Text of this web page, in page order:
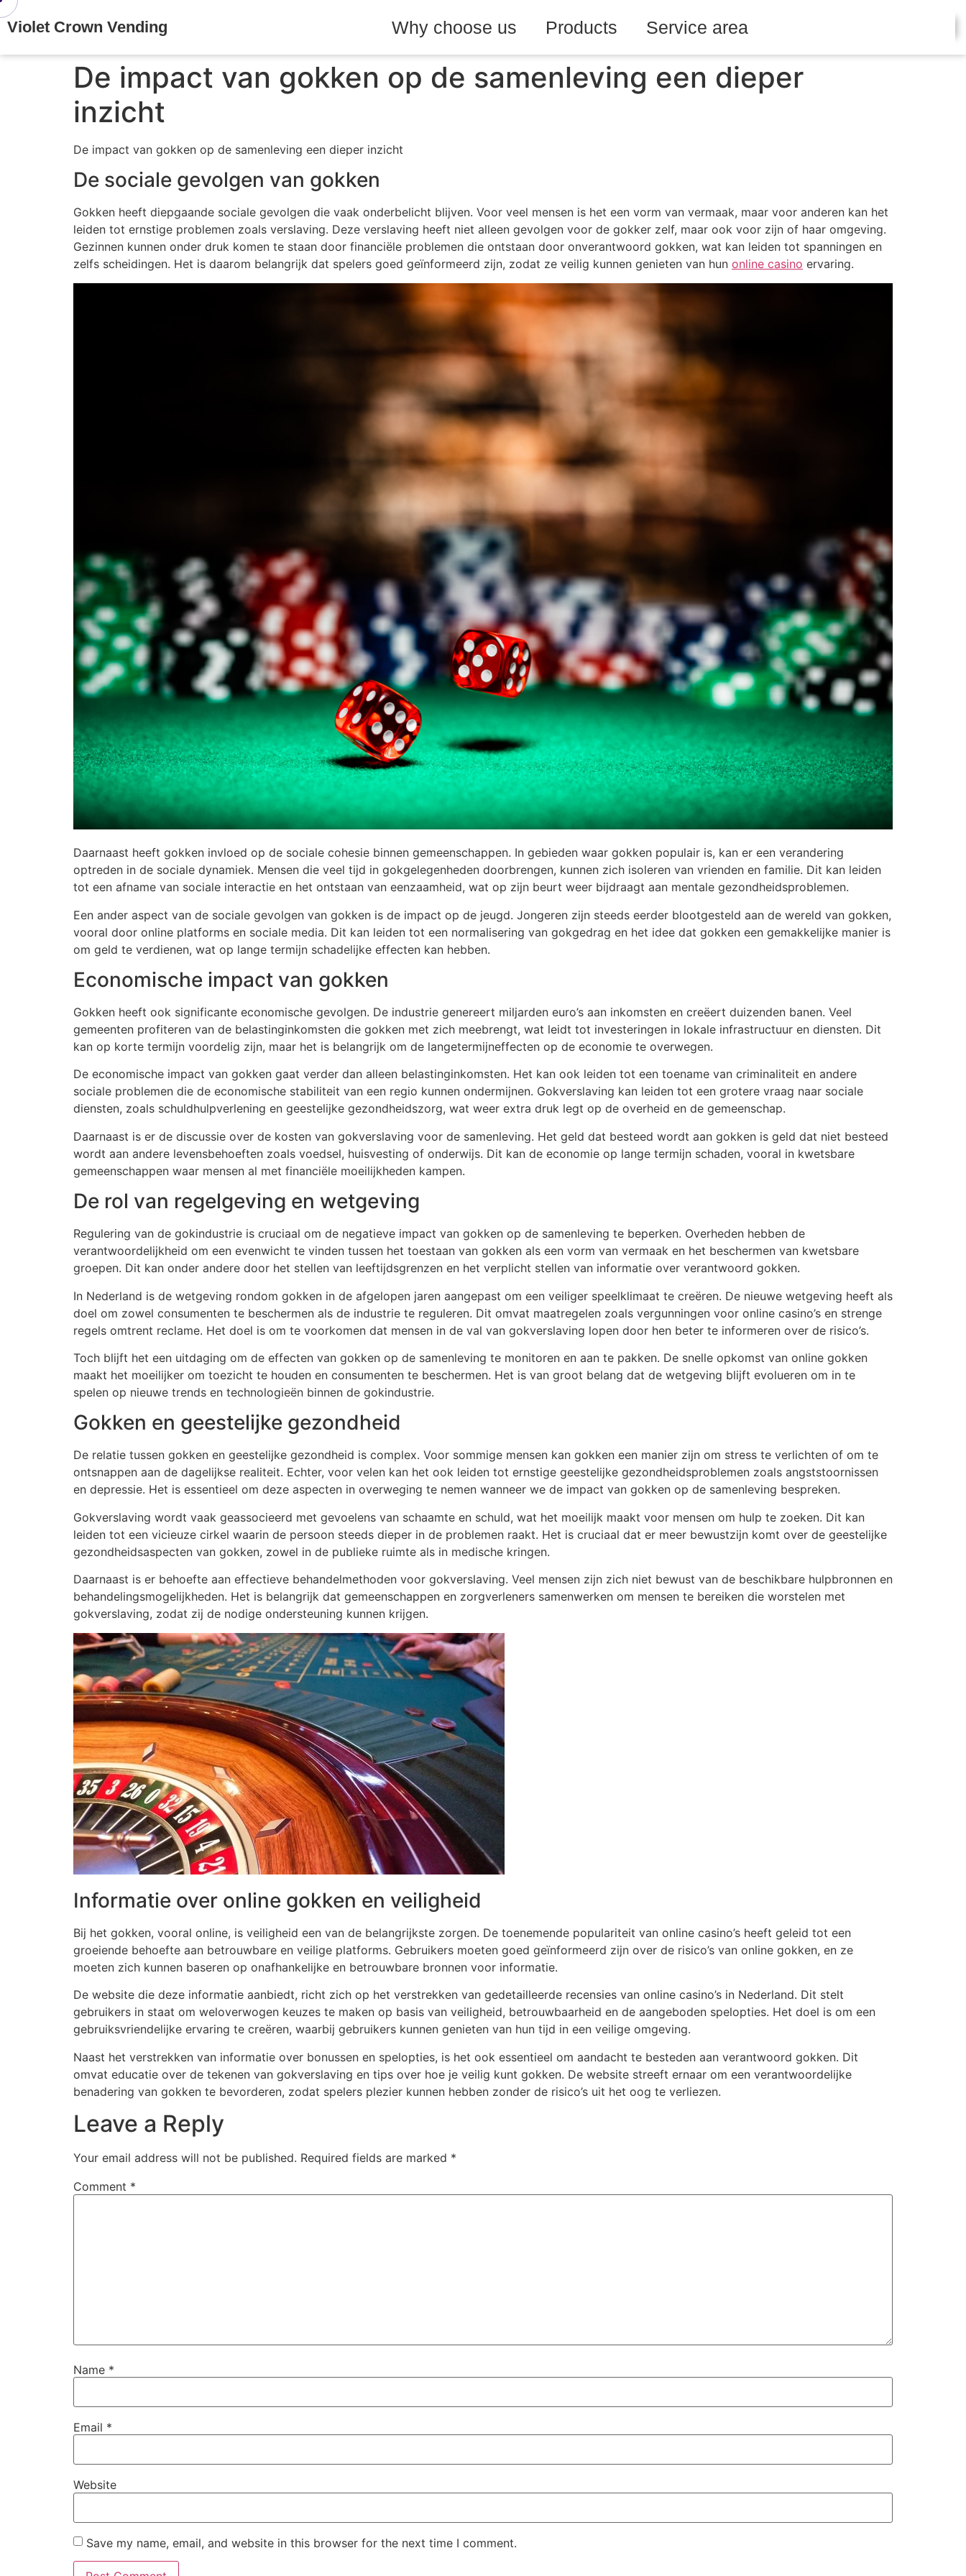
Violet Crown Vending Why choose us Products Service area
De impact van gokken op de samenleving een dieper
inzicht
De impact van gokken op de samenleving een dieper inzicht
De sociale gevolgen van gokken
Gokken heeft diepgaande sociale gevolgen die vaak onderbelicht blijven. Voor veel mensen is het een vorm van vermaak, maar voor anderen kan het
leiden tot ernstige problemen zoals verslaving. Deze verslaving heeft niet alleen gevolgen voor de gokker zelf, maar ook voor zijn of haar omgeving.
Gezinnen kunnen onder druk komen te staan door financiële problemen die ontstaan door onverantwoord gokken, wat kan leiden tot spanningen en
zelfs scheidingen. Het is daarom belangrijk dat spelers goed geïnformeerd zijn, zodat ze veilig kunnen genieten van hun online casino ervaring.
Daarnaast heeft gokken invloed op de sociale cohesie binnen gemeenschappen. In gebieden waar gokken populair is, kan er een verandering
optreden in de sociale dynamiek. Mensen die veel tijd in gokgelegenheden doorbrengen, kunnen zich isoleren van vrienden en familie. Dit kan leiden
tot een afname van sociale interactie en het ontstaan van eenzaamheid, wat op zijn beurt weer bijdraagt aan mentale gezondheidsproblemen.
Een ander aspect van de sociale gevolgen van gokken is de impact op de jeugd. Jongeren zijn steeds eerder blootgesteld aan de wereld van gokken,
vooral door online platforms en sociale media. Dit kan leiden tot een normalisering van gokgedrag en het idee dat gokken een gemakkelijke manier is
om geld te verdienen, wat op lange termijn schadelijke effecten kan hebben.
Economische impact van gokken
Gokken heeft ook significante economische gevolgen. De industrie genereert miljarden euro’s aan inkomsten en creëert duizenden banen. Veel
gemeenten profiteren van de belastinginkomsten die gokken met zich meebrengt, wat leidt tot investeringen in lokale infrastructuur en diensten. Dit
kan op korte termijn voordelig zijn, maar het is belangrijk om de langetermijneffecten op de economie te overwegen.
De economische impact van gokken gaat verder dan alleen belastinginkomsten. Het kan ook leiden tot een toename van criminaliteit en andere
sociale problemen die de economische stabiliteit van een regio kunnen ondermijnen. Gokverslaving kan leiden tot een grotere vraag naar sociale
diensten, zoals schuldhulpverlening en geestelijke gezondheidszorg, wat weer extra druk legt op de overheid en de gemeenschap.
Daarnaast is er de discussie over de kosten van gokverslaving voor de samenleving. Het geld dat besteed wordt aan gokken is geld dat niet besteed
wordt aan andere levensbehoeften zoals voedsel, huisvesting of onderwijs. Dit kan de economie op lange termijn schaden, vooral in kwetsbare
gemeenschappen waar mensen al met financiële moeilijkheden kampen.
De rol van regelgeving en wetgeving
Regulering van de gokindustrie is cruciaal om de negatieve impact van gokken op de samenleving te beperken. Overheden hebben de
verantwoordelijkheid om een evenwicht te vinden tussen het toestaan van gokken als een vorm van vermaak en het beschermen van kwetsbare
groepen. Dit kan onder andere door het stellen van leeftijdsgrenzen en het verplicht stellen van informatie over verantwoord gokken.
In Nederland is de wetgeving rondom gokken in de afgelopen jaren aangepast om een veiliger speelklimaat te creëren. De nieuwe wetgeving heeft als
doel om zowel consumenten te beschermen als de industrie te reguleren. Dit omvat maatregelen zoals vergunningen voor online casino’s en strenge
regels omtrent reclame. Het doel is om te voorkomen dat mensen in de val van gokverslaving lopen door hen beter te informeren over de risico’s.
Toch blijft het een uitdaging om de effecten van gokken op de samenleving te monitoren en aan te pakken. De snelle opkomst van online gokken
maakt het moeilijker om toezicht te houden en consumenten te beschermen. Het is van groot belang dat de wetgeving blijft evolueren om in te
spelen op nieuwe trends en technologieën binnen de gokindustrie.
Gokken en geestelijke gezondheid
De relatie tussen gokken en geestelijke gezondheid is complex. Voor sommige mensen kan gokken een manier zijn om stress te verlichten of om te
ontsnappen aan de dagelijkse realiteit. Echter, voor velen kan het ook leiden tot ernstige geestelijke gezondheidsproblemen zoals angststoornissen
en depressie. Het is essentieel om deze aspecten in overweging te nemen wanneer we de impact van gokken op de samenleving bespreken.
Gokverslaving wordt vaak geassocieerd met gevoelens van schaamte en schuld, wat het moeilijk maakt voor mensen om hulp te zoeken. Dit kan
leiden tot een vicieuze cirkel waarin de persoon steeds dieper in de problemen raakt. Het is cruciaal dat er meer bewustzijn komt over de geestelijke
gezondheidsaspecten van gokken, zowel in de publieke ruimte als in medische kringen.
Daarnaast is er behoefte aan effectieve behandelmethoden voor gokverslaving. Veel mensen zijn zich niet bewust van de beschikbare hulpbronnen en
behandelingsmogelijkheden. Het is belangrijk dat gemeenschappen en zorgverleners samenwerken om mensen te bereiken die worstelen met
gokverslaving, zodat zij de nodige ondersteuning kunnen krijgen.
Informatie over online gokken en veiligheid
Bij het gokken, vooral online, is veiligheid een van de belangrijkste zorgen. De toenemende populariteit van online casino’s heeft geleid tot een
groeiende behoefte aan betrouwbare en veilige platforms. Gebruikers moeten goed geïnformeerd zijn over de risico’s van online gokken, en ze
moeten zich kunnen baseren op onafhankelijke en betrouwbare bronnen voor informatie.
De website die deze informatie aanbiedt, richt zich op het verstrekken van gedetailleerde recensies van online casino’s in Nederland. Dit stelt
gebruikers in staat om weloverwogen keuzes te maken op basis van veiligheid, betrouwbaarheid en de aangeboden spelopties. Het doel is om een
gebruiksvriendelijke ervaring te creëren, waarbij gebruikers kunnen genieten van hun tijd in een veilige omgeving.
Naast het verstrekken van informatie over bonussen en spelopties, is het ook essentieel om aandacht te besteden aan verantwoord gokken. Dit
omvat educatie over de tekenen van gokverslaving en tips over hoe je veilig kunt gokken. De website streeft ernaar om een verantwoordelijke
benadering van gokken te bevorderen, zodat spelers plezier kunnen hebben zonder de risico’s uit het oog te verliezen.
Leave a Reply
Your email address will not be published. Required fields are marked *
Comment *
Name *
Email *
Website
Save my name, email, and website in this browser for the next time I comment.